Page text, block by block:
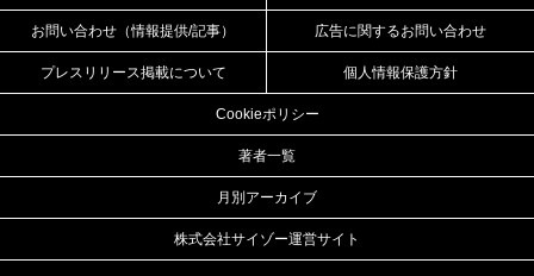
お問い合わせ（情報提供/記事） 広告に関するお問い合わせ
プレスリリース掲載について 個人情報保護方針
Cookieポリシー
著者一覧
月別アーカイブ
株式会社サイゾー運営サイト